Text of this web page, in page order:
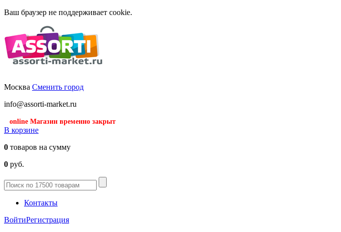
Ваш браузер не поддерживает cookie.
Москва Сменить город
info@assorti-market.ru
online Магазин временно закрыт
В корзине
0 товаров на сумму
0 руб.
Контакты
ВойтиРегистрация